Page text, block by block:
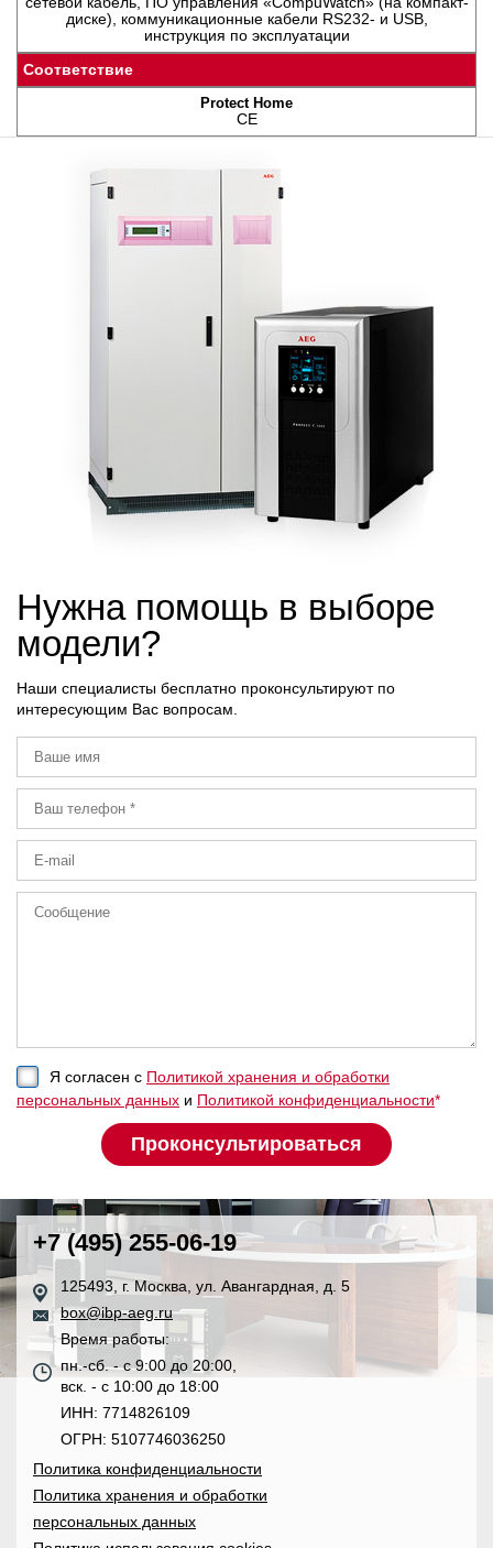
диске), коммуникационные кабели RS232- и USB,
инструкция по эксплуатации
Соответствие
CE
Нужна помощь в выборе
модели?
Наши специалисты бесплатно проконсультируют по
интересующим Вас вопросам.
Я согласен с Политикой хранения и обработки
персональных данных и Политикой конфиденциальности*
+7 (495) 255-06-19
125493, г. Москва, ул. Авангардная, д. 5
box@ibp-aeg.ru
Время работы:
пн.-сб. - с 9:00 до 20:00,
вск. - с 10:00 до 18:00
ИНН: 7714826109
ОГРН: 5107746036250
Политика конфиденциальности
Политика хранения и обработки
персональных данных